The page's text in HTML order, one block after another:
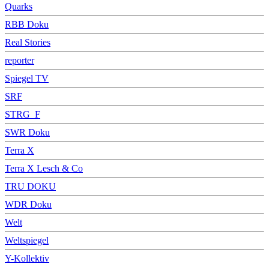
Quarks
RBB Doku
Real Stories
reporter
Spiegel TV
SRF
STRG_F
SWR Doku
Terra X
Terra X Lesch & Co
TRU DOKU
WDR Doku
Welt
Weltspiegel
Y-Kollektiv